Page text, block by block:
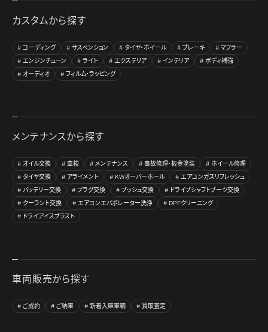
カスタムから探す
コーディング サスペンション タイヤ・ホイール ブレーキ
マフラー
エンジンチューン
ライト エクステリア インテリア
ボディ補強
オーディオ
フィルム・ラッピング
メンテナンスから探す
オイル交換 車検 メンテナンス 事故修理・板金塗装
ホイール修理
タイヤ交換
アライメント KWオーバーホール
エアコンガスリフレッシュ
バッテリー交換
プラグ交換 ブッシュ交換
ドライブシャフトブーツ交換
クーラント交換
エアコンエバポレーター洗浄
DPFクリーニング
ドライアイスブラスト
車両販売から探す
ご成約 ご納車 新着入庫車輌 買取査定